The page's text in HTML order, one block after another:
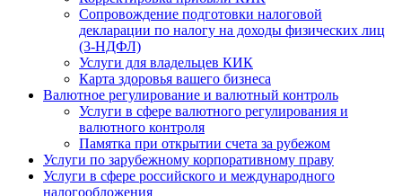
Сопровождение подготовки налоговой
декларации по налогу на доходы физических лиц
(3-НДФЛ)
Услуги для владельцев КИК
Карта здоровья вашего бизнеса
Валютное регулирование и валютный контроль
Услуги в сфере валютного регулирования и
валютного контроля
Памятка при открытии счета за рубежом
Услуги по зарубежному корпоративному праву
Услуги в сфере российского и международного
налогообложения